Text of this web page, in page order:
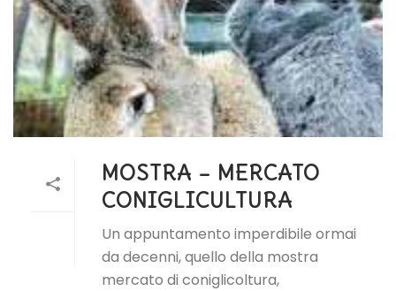
MOSTRA – MERCATO
CONIGLICULTURA
Un appuntamento imperdibile ormai
da decenni, quello della mostra
mercato di coniglicoltura,